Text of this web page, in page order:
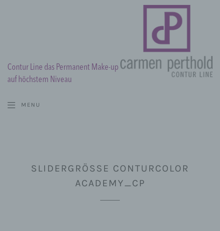
Contur Line das Permanent Make-up
auf höchstem Niveau
MENU
SLIDERGRÖSSE CONTURCOLOR A
CADEMY_CP